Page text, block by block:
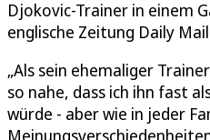
Djokovic-Trainer in einem
englische Zeitung Daily
„Als sein ehemaliger
so nahe, dass ich ihn fast
würde - aber wie in jeder